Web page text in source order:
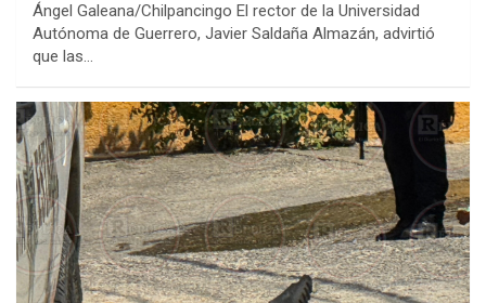
Ángel Galeana/Chilpancingo El rector de la Universidad
Autónoma de Guerrero, Javier Saldaña Almazán, advirtió
que las…